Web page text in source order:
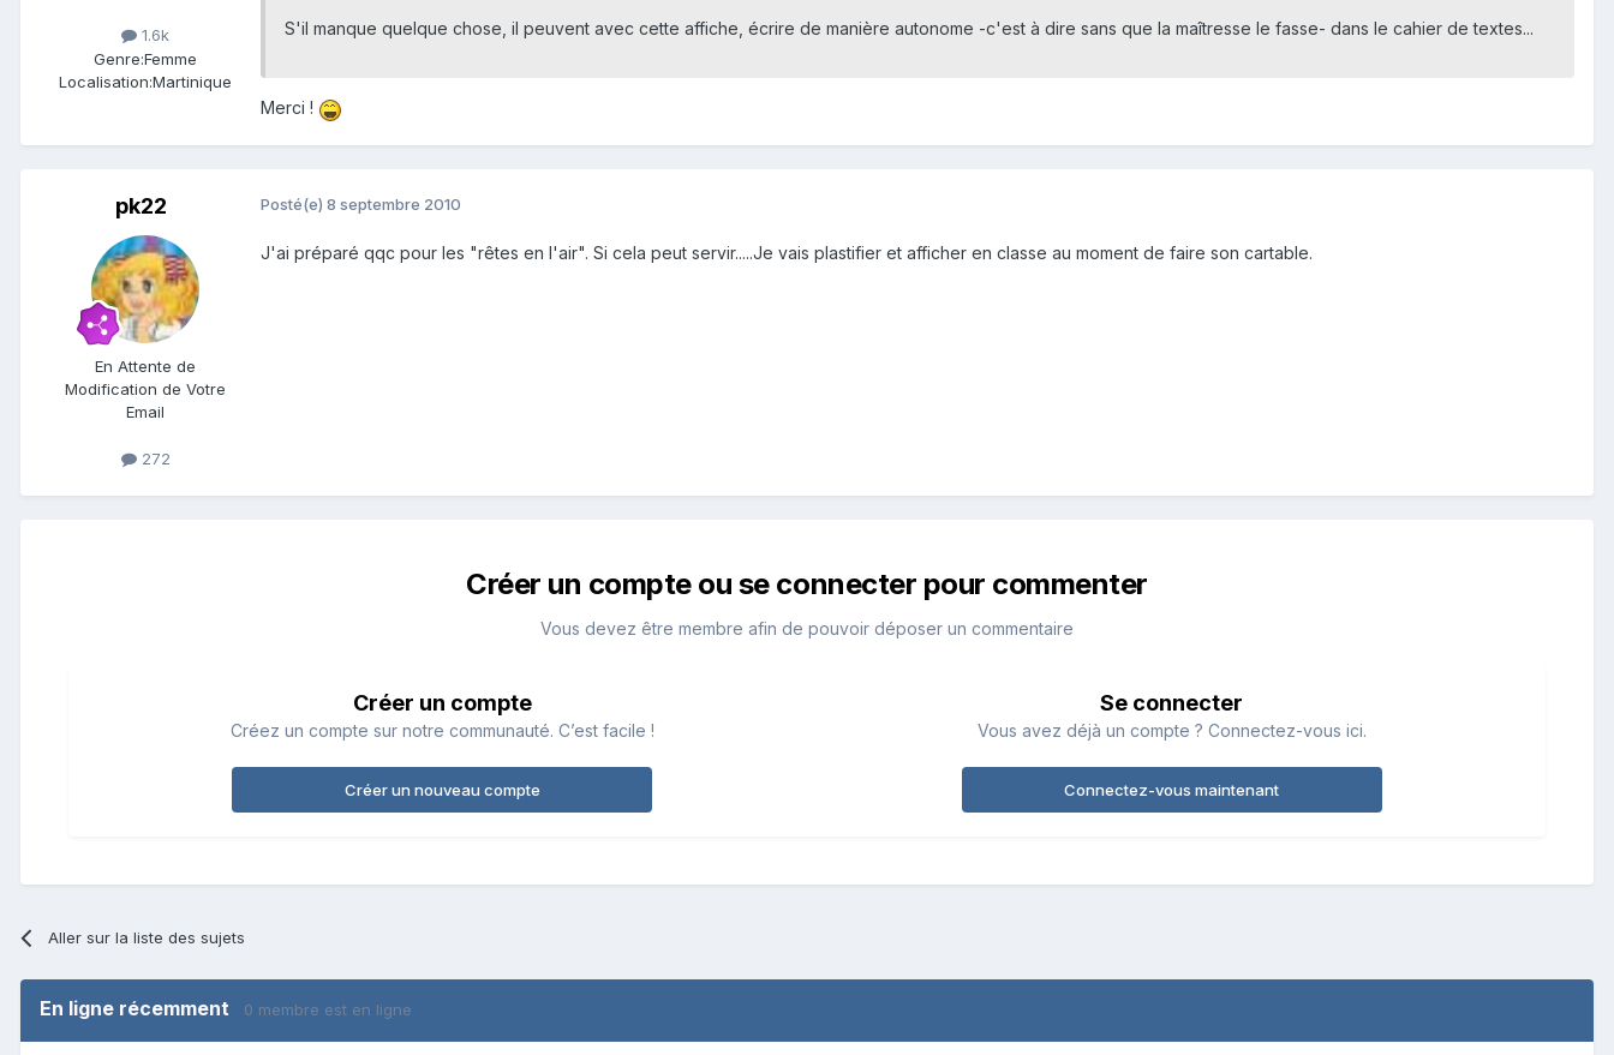
1.6k
Genre:Femme
Localisation:Martinique
S'il manque quelque chose, il peuvent avec cette affiche, écrire de manière autonome -c'est à dire sans que la maîtresse le fasse- dans le cahier de textes...
Merci !
pk22
En Attente de
Modification de Votre
Email
272
Posté(e) 8 septembre 2010
J'ai préparé qqc pour les "rêtes en l'air". Si cela peut servir.....Je vais plastifier et afficher en classe au moment de faire son cartable.
Créer un compte ou se connecter pour commenter
Vous devez être membre afin de pouvoir déposer un commentaire
Créer un compte
Créez un compte sur notre communauté. C’est facile !
Créer un nouveau compte
Se connecter
Vous avez déjà un compte ? Connectez-vous ici.
Connectez-vous maintenant
Aller sur la liste des sujets
En ligne récemment 0 membre est en ligne